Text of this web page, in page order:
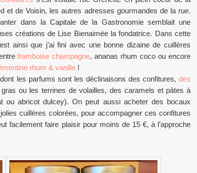
et de Voisin, les autres adresses gourmandes de la rue.
dans la Capitale de la Gastronomie semblait une
créations de Lise Bienaimée la fondatrice. Dans cette
ainsi que j’ai fini avec une bonne dizaine de cuillères
framboise champagne, ananas rhum coco ou encore
rhum & vanille !
les parfums sont les déclinaisons des confitures, des
ou les terrines de volailles, des caramels et pâtes à
ou abricot dulcey). On peut aussi acheter des bocaux
cuillères colorées, pour accompagner ces confitures
facilement faire plaisir pour moins de 15 €, à l’approche